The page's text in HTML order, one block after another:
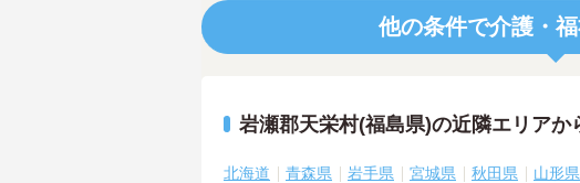
他の条件で介護・
岩瀬郡天栄村(福島県)の近隣エリア
北海道 青森県 岩手県 宮城県 秋田県 山形県